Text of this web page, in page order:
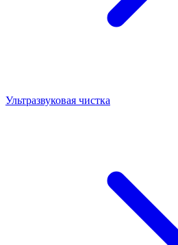
Ультразвуковая чистка